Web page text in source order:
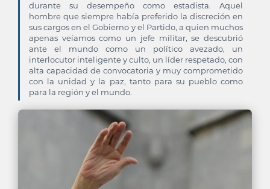
durante su desempeño como estadista. Aquel
hombre que siempre había preferido la discreción en
sus cargos en el Gobierno y el Partido, a quien muchos
apenas veíamos como un jefe militar, se descubrió
ante el mundo como un político avezado, un
interlocutor inteligente y culto, un líder respetado, con
alta capacidad de convocatoria y muy comprometido
con la unidad y la paz, tanto para su pueblo como
para la región y el mundo.